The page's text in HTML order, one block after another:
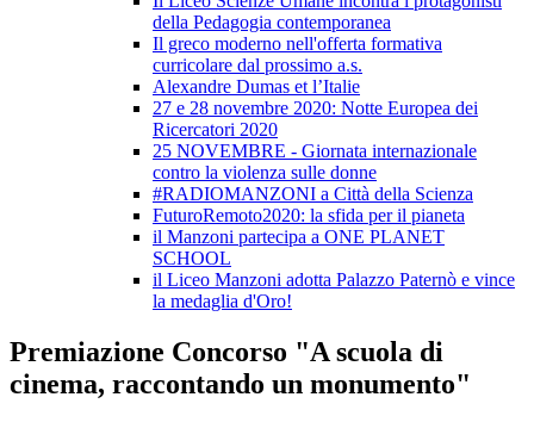
della Pedagogia contemporanea
Il greco moderno nell'offerta formativa
curricolare dal prossimo a.s.
Alexandre Dumas et l’Italie
27 e 28 novembre 2020: Notte Europea dei
Ricercatori 2020
25 NOVEMBRE - Giornata internazionale
contro la violenza sulle donne
#RADIOMANZONI a Città della Scienza
FuturoRemoto2020: la sfida per il pianeta
il Manzoni partecipa a ONE PLANET
SCHOOL
il Liceo Manzoni adotta Palazzo Paternò e vince
la medaglia d'Oro!
Premiazione Concorso "A scuola di
cinema, raccontando un monumento"